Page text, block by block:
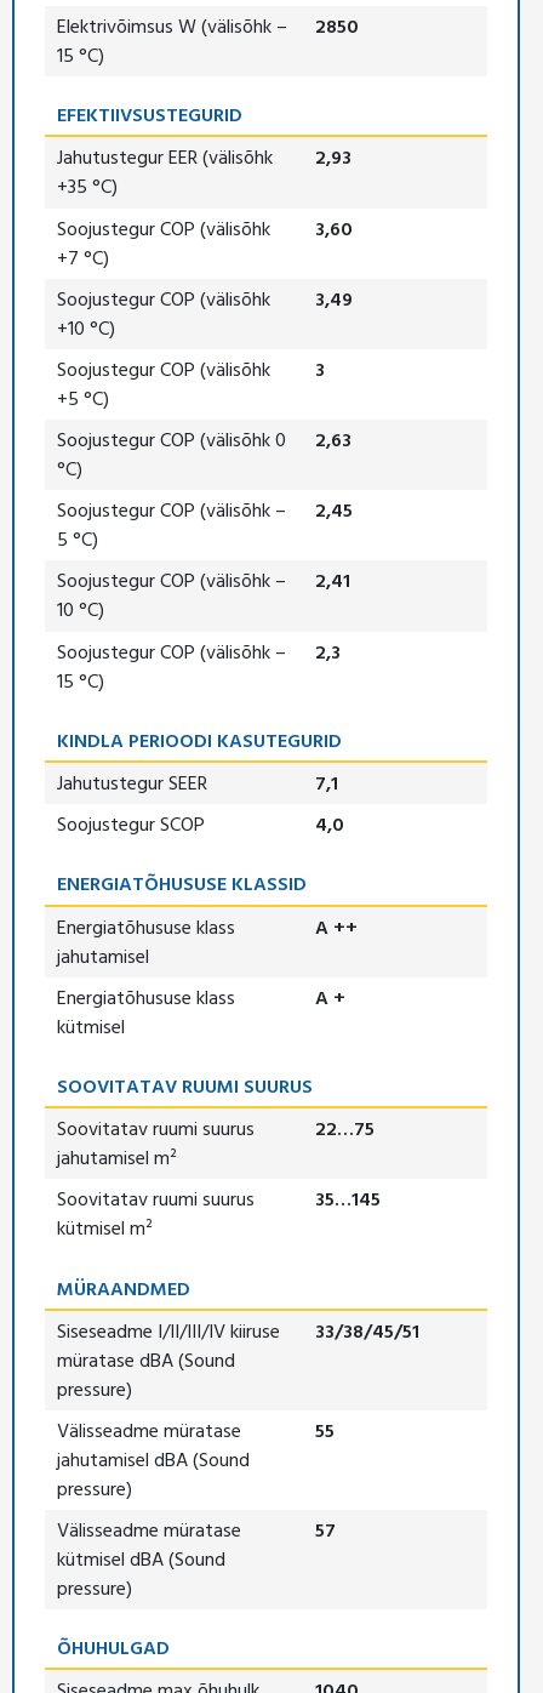
Elektrivõimsus W (välisõhk –
15 °C)
2850
EFEKTIIVSUSTEGURID
Jahutustegur EER (välisõhk
+35 °C)
2,93
Soojustegur COP (välisõhk
+7 °C)
3,60
Soojustegur COP (välisõhk
+10 °C)
3,49
Soojustegur COP (välisõhk
+5 °C)
3
Soojustegur COP (välisõhk 0
°C)
2,63
Soojustegur COP (välisõhk –
5 °C)
2,45
Soojustegur COP (välisõhk –
10 °C)
2,41
Soojustegur COP (välisõhk –
15 °C)
2,3
KINDLA PERIOODI KASUTEGURID
Jahutustegur SEER
7,1
Soojustegur SCOP
4,0
ENERGIATÕHUSUSE KLASSID
Energiatõhususe klass
jahutamisel
A ++
Energiatõhususe klass
kütmisel
A +
SOOVITATAV RUUMI SUURUS
Soovitatav ruumi suurus
jahutamisel m²
22…75
Soovitatav ruumi suurus
kütmisel m²
35…145
MÜRAANDMED
Siseseadme I/II/III/IV kiiruse
müratase dBA (Sound
pressure)
33/38/45/51
Välisseadme müratase
jahutamisel dBA (Sound
pressure)
55
Välisseadme müratase
kütmisel dBA (Sound
pressure)
57
ÕHUHULGAD